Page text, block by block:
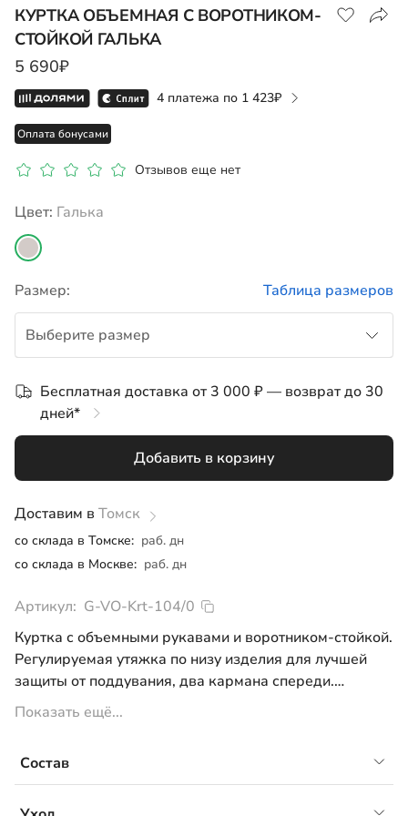
КУРТКА ОБЪЕМНАЯ С ВОРОТНИКОМ-
СТОЙКОЙ ГАЛЬКА
5 690₽
4 платежа по 1 423
Оплата бонусами
Отзывов еще нет
Цвет: галька
Размер: Таблица размеров
Выберите размер
122
140
146
164
Бесплатная доставка от 3 000 ₽ — возврат до 30
дней*
Добавить в корзину
Доставим в Томск
со склада в Томске: раб. дн
со склада в Москве: раб. дн
Артикул: G-VO-Krt-104/0
Куртка с объемными рукавами и воротником-стойкой.
Регулируемая утяжка по низу изделия для лучшей
защиты от поддувания, два кармана спереди.
Примерный температурный режим от +5°С до +15°С
Показать ещё...
Состав
Материал верха: курточная ткань, WR, PU MILKY,